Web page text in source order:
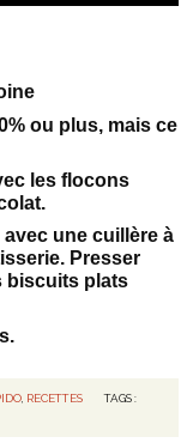
ou plus, mais ce
les flocons
une cuillère à
Presser
biscuits plats
, RECETTES
TAGS :